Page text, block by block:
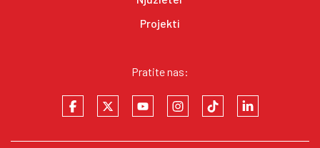
Projekti
Pratite nas: